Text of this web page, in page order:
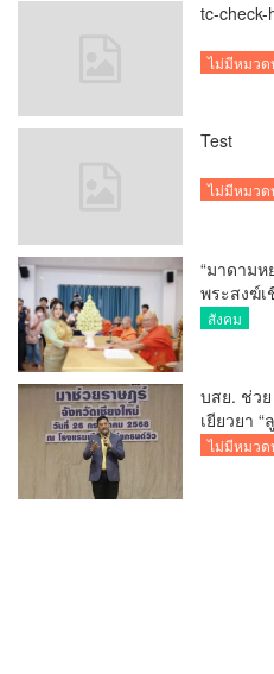
tc-check-
ไม่มีหมวด
Test
ไม่มีหมวด
“มาดามห
พระสงฆ์
รายรับร
สังคม
บสย. ช่วย
เยียวยา
ธรรมเนีย
ไม่มีหมวด